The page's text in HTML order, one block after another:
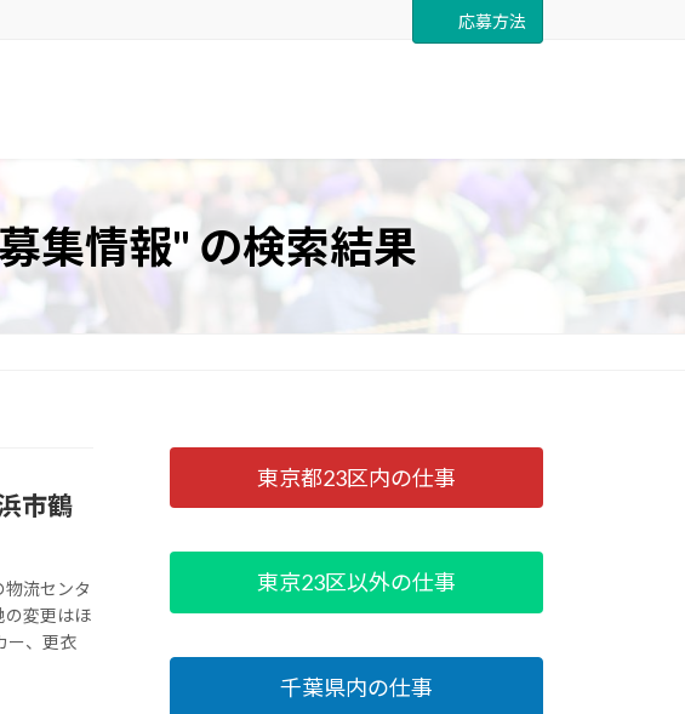
応募方法
集情報" の検索結果
市鶴
流センタ
の変更はほ
ー、更衣
東京都23区内の仕事
東京23区以外の仕事
千葉県内の仕事